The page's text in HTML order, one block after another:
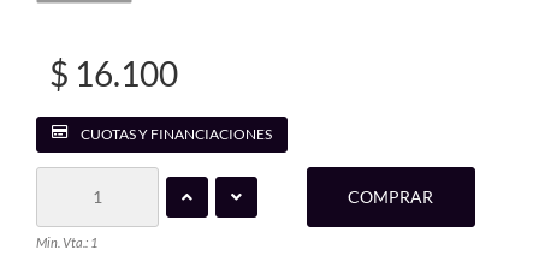
$ 16.100
CUOTAS Y FINANCIACIONES
Min. Vta.: 1
COMPRAR